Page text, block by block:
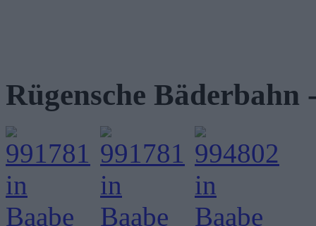
Rügensche Bäderbahn